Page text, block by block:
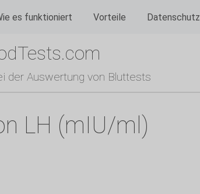
es funktioniert Vorteile Datenschutz
der Auswertung von Bluttests
LH (mIU/ml)